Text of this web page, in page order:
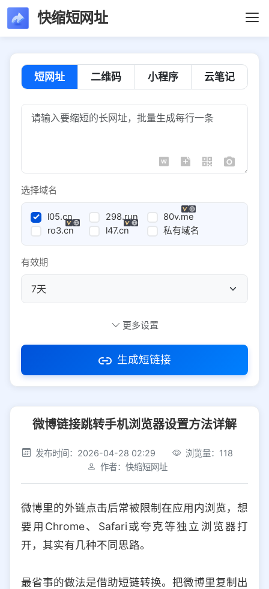
快缩短网址
短网址 二维码 小程序 云笔记
选择域名
l05.cn 298.run
80v.me
ro3.cn
l47.cn 私有域名
有效期
访问密码
社交平台 电商平台
选择防红平台类型，避免链接被拦截
iOS Android PC 其他
选择允许访问的平台类型
更多设置
生成短链接
微博链接跳转手机浏览器设置方法详解
发布时间：2026-04-28 02:29
浏览量：118
作者：快缩短网址
微博里的外链点击后常被限制在应用内浏览，想
要用Chrome、Safari或夸克等独立浏览器打
开，其实有几种不同思路。
最省事的做法是借助短链转换。把微博里复制出